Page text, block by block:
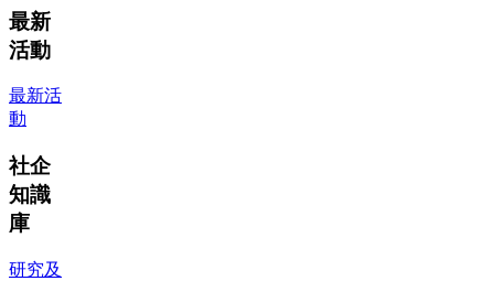
最新
活動
最新活
動
社企
知識
庫
研究及